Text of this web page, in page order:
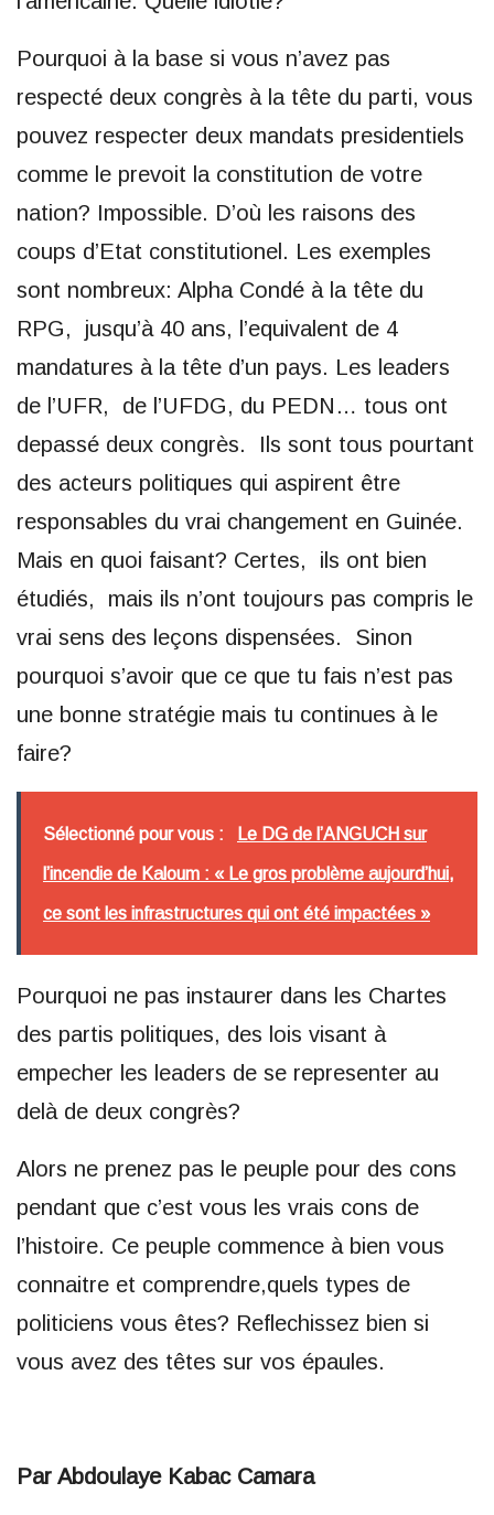
Pourquoi à la base si vous n’avez pas
respecté deux congrès à la tête du parti, vous
pouvez respecter deux mandats presidentiels
comme le prevoit la constitution de votre
nation? Impossible. D’où les raisons des
coups d’Etat constitutionel. Les exemples
sont nombreux: Alpha Condé à la tête du
RPG, jusqu’à 40 ans, l’equivalent de 4
mandatures à la tête d’un pays. Les leaders
de l’UFR, de l’UFDG, du PEDN… tous ont
depassé deux congrès. Ils sont tous pourtant
des acteurs politiques qui aspirent être
responsables du vrai changement en Guinée.
Mais en quoi faisant? Certes, ils ont bien
étudiés, mais ils n’ont toujours pas compris le
vrai sens des leçons dispensées. Sinon
pourquoi s’avoir que ce que tu fais n’est pas
une bonne stratégie mais tu continues à le
faire?
Sélectionné pour vous : Le DG de l’ANGUCH sur
l’incendie de Kaloum : « Le gros problème aujourd’hui,
ce sont les infrastructures qui ont été impactées »
Pourquoi ne pas instaurer dans les Chartes
des partis politiques, des lois visant à
empecher les leaders de se representer au
delà de deux congrès?
Alors ne prenez pas le peuple pour des cons
pendant que c’est vous les vrais cons de
l’histoire. Ce peuple commence à bien vous
connaitre et comprendre,quels types de
politiciens vous êtes? Reflechissez bien si
vous avez des têtes sur vos épaules.
Par Abdoulaye Kabac Camara